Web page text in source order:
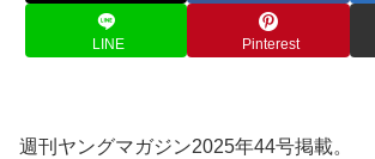
LINE Pinterest
週刊ヤングマガジン2025年44号掲載。